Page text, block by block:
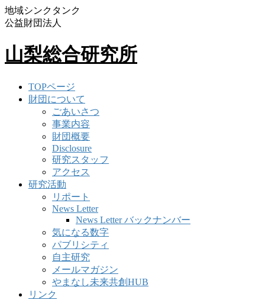
地域シンクタンク
公益財団法人
山梨総合研究所
TOPページ
財団について
ごあいさつ
事業内容
財団概要
Disclosure
研究スタッフ
アクセス
研究活動
リポート
News Letter
News Letter バックナンバー
気になる数字
パブリシティ
自主研究
メールマガジン
やまなし未来共創HUB
リンク